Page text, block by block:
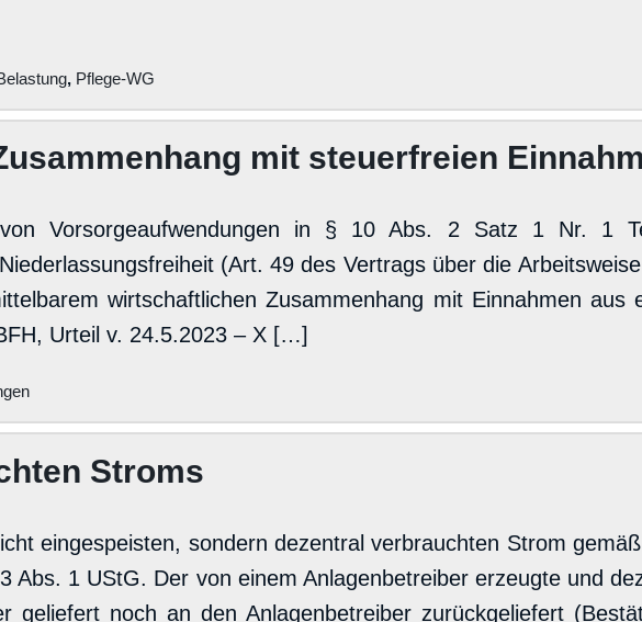
, Pflege-WG
mit steuerfreien
von Vorsorgeaufwendungen in § 10 Abs. 2 Satz 1 Nr. 1
(Art. 49 des Vertrags über die
wirtschaftlichen Zusammenhang mit Einnahmen aus
Urteil v. 24.5.2023 – X […]
Stroms
eingespeisten, sondern dezentral verbrauchten Strom
Abs. 1 UStG. Der von einem Anlagenbetreiber erzeugte und
geliefert noch an den Anlagenbetreiber zurückgeliefert